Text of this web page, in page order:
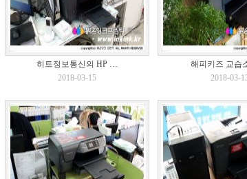
히트정보통신의 HP …
2018-03-15
해피키즈 교습
2018-03-